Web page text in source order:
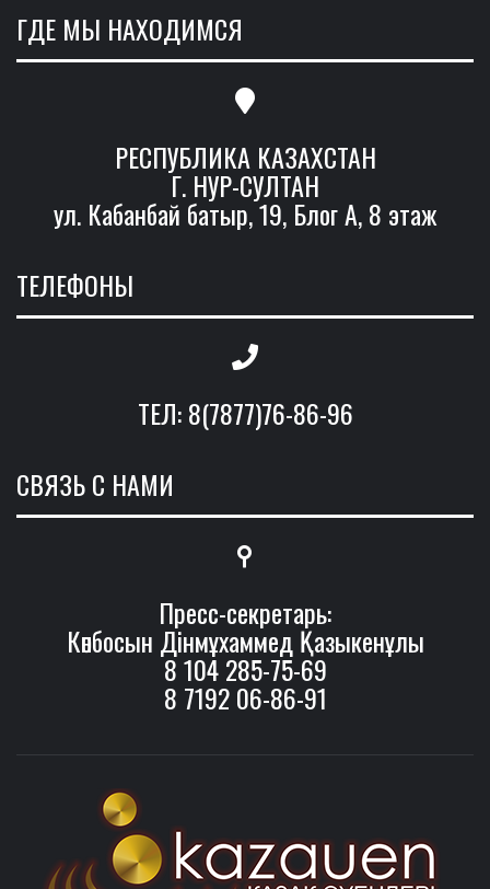
ГДЕ МЫ НАХОДИМСЯ
РЕСПУБЛИКА КАЗАХСТАН
Г. НУР-СУЛТАН
ул. Кабанбай батыр, 19, Блог А, 8 этаж
ТЕЛЕФОНЫ
ТЕЛ: 8(7877)76-86-96
СВЯЗЬ С НАМИ
Пресс-секретарь:
Көпбосын Дінмұхаммед Қазыкенұлы
8 104 285-75-69
8 7192 06-86-91